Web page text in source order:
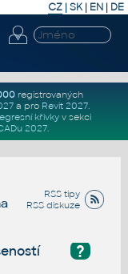
CZ | SK| EN | DE
registrovaných
a pro Revit 2027.
křivkyv sekci
2027.
RSS tipy
RSS diskuze
?